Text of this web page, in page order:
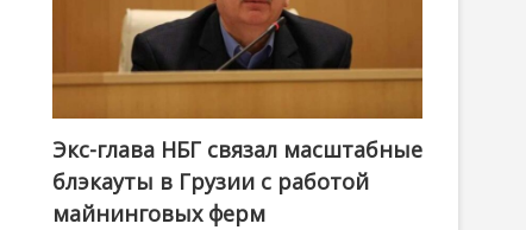
Экс-глава НБГ связал масштабные
блэкауты в Грузии с работой
майнинговых ферм